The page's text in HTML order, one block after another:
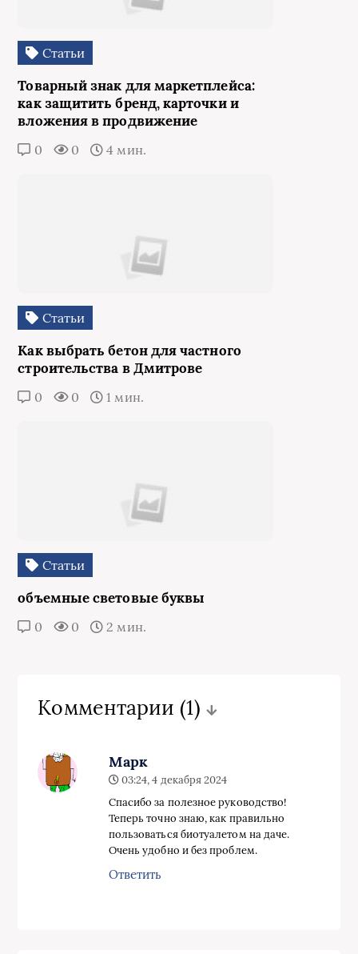
Статьи
Товарный знак для маркетплейса:
как защитить бренд, карточки и
вложения в продвижение
0 0 4 мин.
Статьи
Как выбрать бетон для частного
строительства в Дмитрове
0 0 1 мин.
Статьи
объемные световые буквы
0 0 2 мин.
Комментарии (1)
Марк
03:24, 4 декабря 2024
Спасибо за полезное руководство!
Теперь точно знаю, как правильно
пользоваться биотуалетом на даче.
Очень удобно и без проблем.
Ответить